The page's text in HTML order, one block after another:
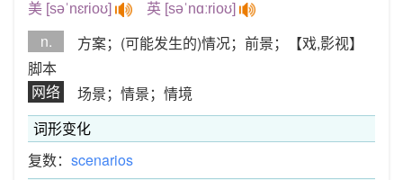
美 [səˈnɛrioʊ] 英 [səˈnɑːrioʊ]
n.
方案；(可能发生的)情况；前景；【戏,影视】
脚本
网络
场景；情景；情境
词形变化
复数： scenarios